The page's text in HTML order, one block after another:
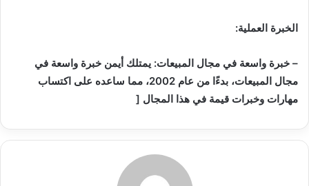
الخبرة العملية:
– خبرة واسعة في مجال المبيعات: يمتلك أيمن خبرة واسعة في
مجال المبيعات، بدءًا من عام 2002، مما ساعده على اكتساب
مهارات وخبرات قيمة في هذا المجال [